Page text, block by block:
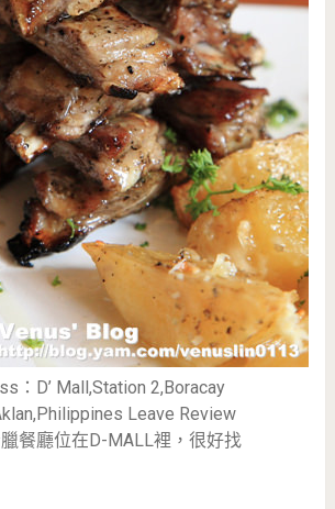
：D’ Mall,Station 2,Boracay
Leave Review
餐廳位在D-MALL裡，很好找